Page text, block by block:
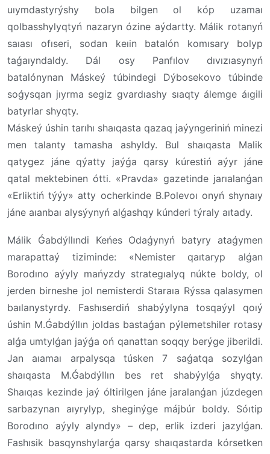
uıymdastyrýshy bola bilgen ol kóp uzamaı
qolbasshylyqtyń nazaryn ózine aýdartty. Málik rotanyń
saıası ofıseri, sodan keıin batalón komısary bolyp
taǵaıyndaldy. Dál osy Panfılov dıvızıasynyń
batalónynan Máskeý túbindegi Dýbosekovo túbinde
soǵysqan jıyrma segiz gvardıashy sıaqty álemge áıgili
batyrlar shyqty.
Máskeý úshin tarıhı shaıqasta qazaq jaýyngeriniń minezi
men talanty tamasha ashyldy. Bul shaıqasta Malik
qatygez jáne qýatty jaýǵa qarsy kúrestiń aýyr jáne
qatal mektebinen ótti. «Pravda» gazetinde jarıalanǵan
«Erliktiń týýy» atty ocherkinde B.Polevoı onyń shynaıy
jáne aıanbaı alysýynyń alǵashqy kúnderi týraly aıtady.
Málik Ǵabdýllındi Keńes Odaǵynyń batyry ataǵymen
marapattaý tiziminde: «Nemister qaıtaryp alǵan
Borodıno aýyly mańyzdy strategıalyq núkte boldy, ol
jerden birneshe jol nemisterdi Staraıa Rýssa qalasymen
baılanystyrdy. Fashıserdiń shabýylyna tosqaýyl qoıý
úshin M.Ǵabdýllın joldas bastaǵan pýlemetshiler rotasy
alǵa umtylǵan jaýǵa oń qanattan soqqy berýge jiberildi.
Jan aıamaı arpalysqa túsken 7 saǵatqa sozylǵan
shaıqasta M.Ǵabdýllın bes ret shabýylǵa shyqty.
Shaıqas kezinde jaý óltirilgen jáne jaralanǵan júzdegen
sarbazynan aıyrylyp, sheginýge májbúr boldy. Sóıtip
Borodıno aýyly alyndy» – dep, erlik izderi jazylǵan.
Fashısik basqynshylarǵa qarsy shaıqastarda kórsetken